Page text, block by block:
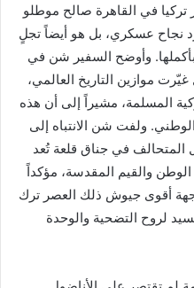
تركيا في القاهرة صالح موطلو
نجاح عسكري، بل هو أيضاً تجلٍ
وأوضح السفير شن في
موازين التاريخ العالمي،
المسلمة، مشيراً إلى أن هذه
ولفت شن الانتباه إلى
في جناق قلعة تُعد
الوطن والقيم المقدسة، مؤكداً
أقوى جيوش ذلك العصر ترك
لروح التضحية والوحدة